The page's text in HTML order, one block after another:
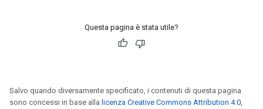
Questa pagina è stata utile?
Salvo quando diversamente specificato, i contenuti di questa pagina
sono concessi in base alla licenza Creative Commons Attribution 4.0,